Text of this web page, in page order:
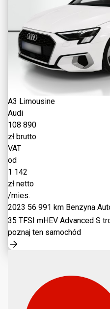
A3 Limousine
Audi
108 890
zł brutto
VAT
od
1 142
zł netto
/mies.
2023 56 991 km Benzyna
35 TFSI mHEV Advanced S
poznaj ten samochód